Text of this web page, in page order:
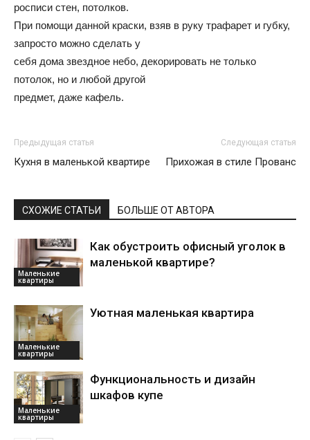
росписи стен, потолков.
При помощи данной краски, взяв в руку трафарет и губку,
запросто можно сделать у
себя дома звездное небо, декорировать не только
потолок, но и любой другой
предмет, даже кафель.
Предыдущая статья
Кухня в маленькой квартире
Следующая статья
Прихожая в стиле Прованс
СХОЖИЕ СТАТЬИ БОЛЬШЕ ОТ АВТОРА
Маленькие
квартиры
Как обустроить офисный уголок в
маленькой квартире?
Маленькие
квартиры
Уютная маленькая квартира
Маленькие
квартиры
Функциональность и дизайн
шкафов купе